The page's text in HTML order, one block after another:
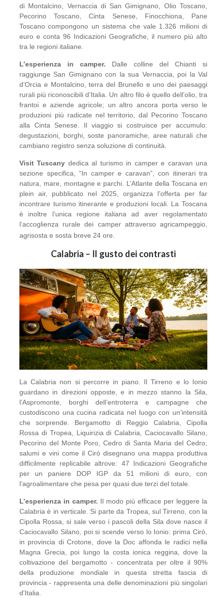
di Montalcino, Vernaccia di San Gimignano, Olio Toscano,
Pecorino Toscano, Cinta Senese, Finocchiona, Pane
Toscano compongono un sistema che vale 1.326 milioni di
euro e conta 96 Indicazioni Geografiche, il numero più alto
tra le regioni italiane.
L’esperienza in camper. Dalle colline del Chianti si
raggiunge San Gimignano con la sua Vernaccia, poi la Val
d’Orcia e Montalcino, terra del Brunello e uno dei paesaggi
rurali più riconoscibili d’Italia. Un altro filo è quello dell’olio, tra
frantoi e aziende agricole; un altro ancora porta verso le
produzioni più radicate nel territorio, dal Pecorino Toscano
alla Cinta Senese. Il viaggio si costruisce per accumulo:
degustazioni, borghi, soste panoramiche, aree naturali che
cambiano registro senza soluzione di continuità.
Visit Tuscany dedica al turismo in camper e caravan una
sezione specifica, “In camper e caravan”, con itinerari tra
natura, mare, montagne e parchi. L’Atlante della Toscana en
plein air, pubblicato nel 2025, organizza l’offerta per far
incontrare turismo itinerante e produzioni locali. La Toscana
è inoltre l’unica regione italiana ad aver regolamentato
l’accoglienza rurale dei camper attraverso agricampeggio,
agrisosta e sosta breve 24 ore.
Calabria – Il gusto dei contrasti
La Calabria non si percorre in piano. Il Tirreno e lo Ionio
guardano in direzioni opposte, e in mezzo stanno la Sila,
l’Aspromonte, borghi dell’entroterra e campagne che
custodiscono una cucina radicata nel luogo con un’intensità
che sorprende. Bergamotto di Reggio Calabria, Cipolla
Rossa di Tropea, Liquirizia di Calabria, Caciocavallo Silano,
Pecorino del Monte Poro, Cedro di Santa Maria del Cedro,
salumi e vini come il Cirò disegnano una mappa produttiva
difficilmente replicabile altrove: 47 Indicazioni Geografiche
per un paniere DOP IGP da 51 milioni di euro, con
l’agroalimentare che pesa per quasi due terzi del totale.
L’esperienza in camper. Il modo più efficace per leggere la
Calabria è in verticale. Si parte da Tropea, sul Tirreno, con la
Cipolla Rossa, si sale verso i pascoli della Sila dove nasce il
Caciocavallo Silano, poi si scende verso lo Ionio: prima Cirò,
in provincia di Crotone, dove la Doc affonda le radici nella
Magna Grecia, poi lungo la costa ionica reggina, dove la
coltivazione del bergamotto - concentrata per oltre il 90%
della produzione mondiale in questa stretta fascia di
provincia - rappresenta una delle denominazioni più singolari
d'Italia.